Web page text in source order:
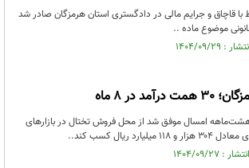
مرتبط با قاچاق و جرایم مالی در دادگستری استان هرمزگان صادر شد
موضوع ماده ..
در ۸ ماه
امسال موفق شد از محل فروش تختال در بازارهای
ریال کسب کند..